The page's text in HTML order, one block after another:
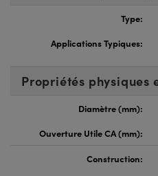
Type:
Applications Typiques:
Propriétés physiques
Diamètre (mm):
Ouverture Utile CA (mm):
Construction: